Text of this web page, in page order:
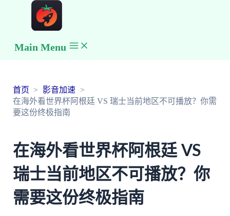
Main Menu
首页
影音加速
在海外看世界杯阿根廷 VS 瑞士当前地区不可播放？你需
要这份终极指南
在海外看世界杯阿根廷 VS
瑞士当前地区不可播放？你
需要这份终极指南